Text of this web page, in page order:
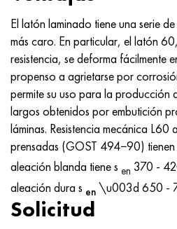
El latón laminado tiene una serie
más caro. En particular, el latón
resistencia, se deforma fácilmente
propenso a agrietarse por
permite su uso para la producción
largos obtenidos por embutición
láminas. Resistencia mecánica
prensadas (GOST 494−90) tienen
aleación blanda tiene s en 370 -
aleación dura s en \u003d 650 -
Solicitud
Nicrofer 6030
Nitronik 40
Nitronik 50
Nitrónico 60
Nitronik 75
Nimonic 80a
Nimónico 90
80NMV-VI
80NHS
81HMA
Tipos de aleaciones de precisión
termobimetales
tubo de precisión
XN77TYu
XN77TYUR
ХН78Т
HN80TBY
N65M, EP982
H70MFV
14 titanio
SP-17
40 titanio
1.4580 - AISI 316Cb
1.4597 - AISI 204Cu
Aleación 28 - 1.4563
Aleación 31 - 1.4562
Aleación 254smo® - 1.4547
Aleación 926 - 1.4529
AM-350 - ams 5548
20X12VNMF
20Х3FMI
21NKMT
37X12N8G8MFB
40X10X2M
40Х9С2
45Х14Н14В2М
30hgsn2a, 30hgsna
30xn2ma, 30CrNiMo8
30хн3а, 31nicr14
34khn3ma, 36NiCrMo16,
35hgs, 35hgs
35hgsa, 35hgsa
ac35g2, 36smnpb14, 1.0765